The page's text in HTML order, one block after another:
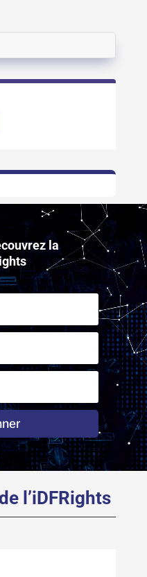
la
l’iDFRights